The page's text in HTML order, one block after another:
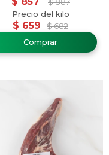
$ 659 $ 682
$ 887